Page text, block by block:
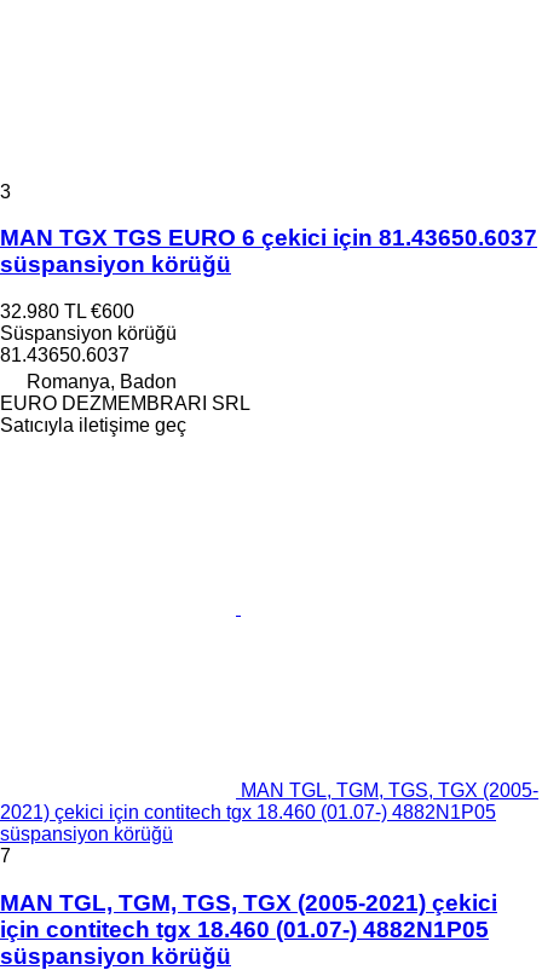
3
MAN TGX TGS EURO 6 çekici için 81.43650.6037
süspansiyon körüğü
32.980 TL €600
Süspansiyon körüğü
81.43650.6037
Romanya, Badon
EURO DEZMEMBRARI SRL
Satıcıyla iletişime geç
MAN TGL, TGM, TGS, TGX (2005-
2021) çekici için contitech tgx 18.460 (01.07-) 4882N1P05
süspansiyon körüğü
7
MAN TGL, TGM, TGS, TGX (2005-2021) çekici
için contitech tgx 18.460 (01.07-) 4882N1P05
süspansiyon körüğü